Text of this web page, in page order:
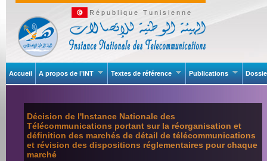
République Tunisienne
Accueil A propos de l’INT Textes de référence Publications
Décision de l'Instance Nationale des
Télécommunications portant sur la réorganisation et
définition des marchés de détail de télécommunications
et révision des dispositions réglementaires pour chaque
marché